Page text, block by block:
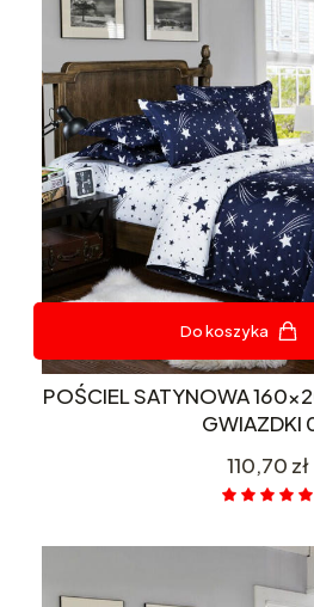
Do koszyka
POŚCIEL SATYNOWA
GWIAZDKI
Cena
110,70 zł